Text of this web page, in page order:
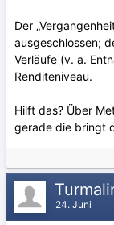
Der
ausgeschlossen;
Verläufe (v. a.
Renditeniveau.
Hilft das? Über
gerade die bringt
24. Juni